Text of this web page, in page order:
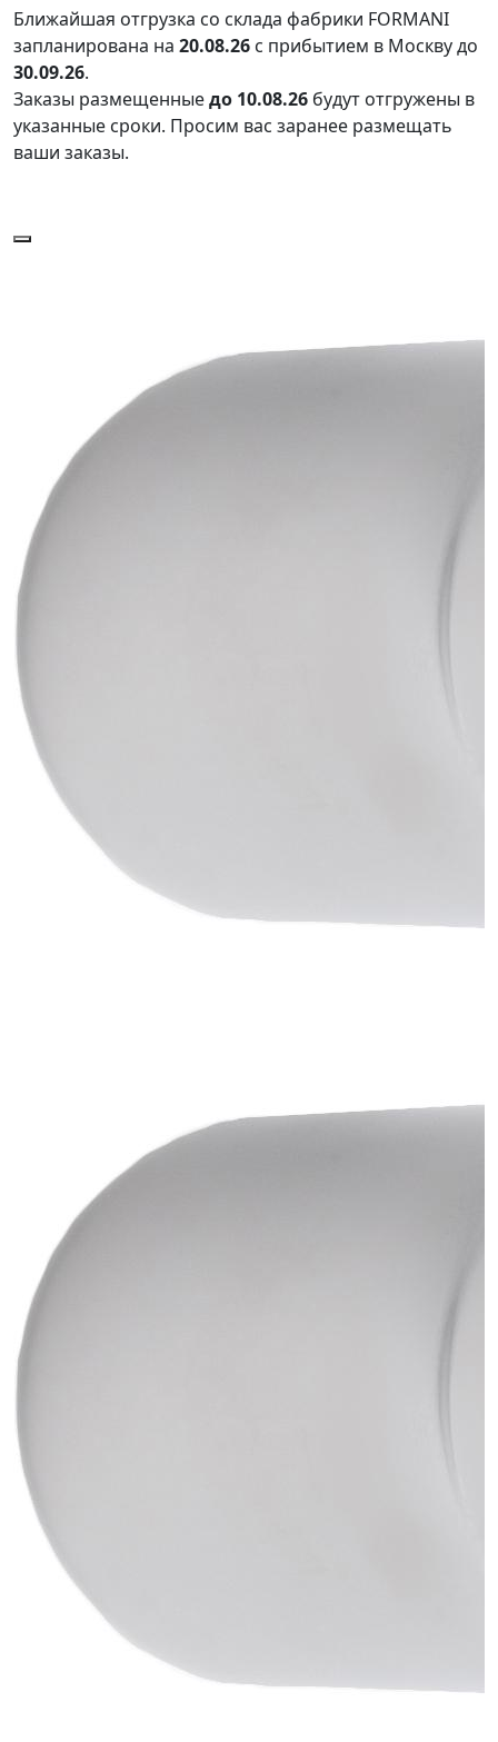
Ближайшая отгрузка со склада фабрики FORMANI
запланирована на 20.08.26 с прибытием в Москву до
30.09.26.
Заказы размещенныедо 10.08.26 будут отгружены в
указанные сроки. Просим вас заранее размещать
ваши заказы.